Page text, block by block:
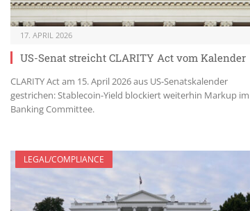
17. APRIL 2026
US-Senat streicht CLARITY Act vom Kalender
CLARITY Act am 15. April 2026 aus US-Senatskalender
gestrichen: Stablecoin-Yield blockiert weiterhin Markup im
Banking Committee.
LEGAL/COMPLIANCE